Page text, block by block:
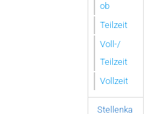
ob
Teilzeit
Voll-/
Teilzeit
Vollzeit
Stellenka